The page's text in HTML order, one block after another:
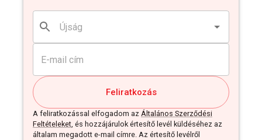
Feliratkozás
A feliratkozással elfogadom az Általános Szerződési
Feltételeket, és hozzájárulok értesítő levél küldéséhez az
általam megadott e-mail címre. Az értesítő levélről